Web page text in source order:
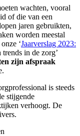
wachten, vooral
of die van een
jaren gebruikten,
worden meestal
‘Jaarverslag 2023:
in de zorg’
zijn afspraak
is steeds
stijgende
verhoogt. De